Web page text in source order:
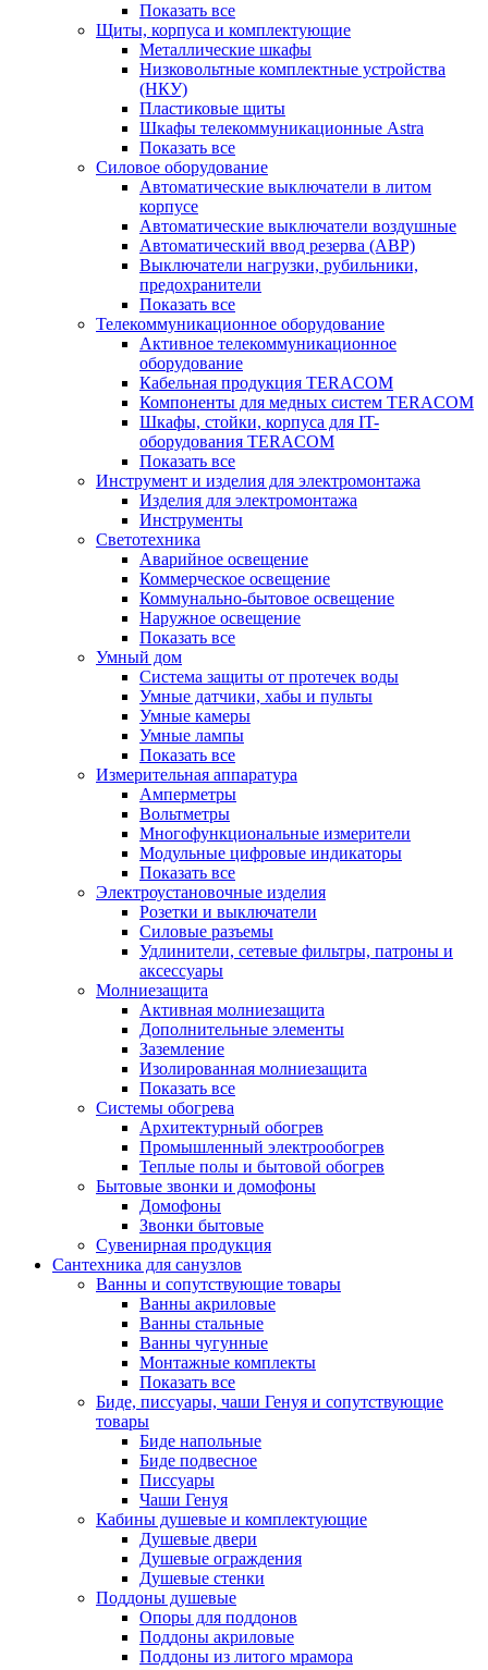
Показать все
Щиты, корпуса и комплектующие
Металлические шкафы
Низковольтные комплектные устройства
(НКУ)
Пластиковые щиты
Шкафы телекоммуникационные Astra
Показать все
Силовое оборудование
Автоматические выключатели в литом
корпусе
Автоматические выключатели воздушные
Автоматический ввод резерва (АВР)
Выключатели нагрузки, рубильники,
предохранители
Показать все
Телекоммуникационное оборудование
Активное телекоммуникационное
оборудование
Кабельная продукция TERACOM
Компоненты для медных систем TERACOM
Шкафы, стойки, корпуса для IT-
оборудования TERACOM
Показать все
Инструмент и изделия для электромонтажа
Изделия для электромонтажа
Инструменты
Светотехника
Аварийное освещение
Коммерческое освещение
Коммунально-бытовое освещение
Наружное освещение
Показать все
Умный дом
Система защиты от протечек воды
Умные датчики, хабы и пульты
Умные камеры
Умные лампы
Показать все
Измерительная аппаратура
Амперметры
Вольтметры
Многофункциональные измерители
Модульные цифровые индикаторы
Показать все
Электроустановочные изделия
Розетки и выключатели
Силовые разъемы
Удлинители, сетевые фильтры, патроны и
аксессуары
Молниезащита
Активная молниезащита
Дополнительные элементы
Заземление
Изолированная молниезащита
Показать все
Системы обогрева
Архитектурный обогрев
Промышленный электрообогрев
Теплые полы и бытовой обогрев
Бытовые звонки и домофоны
Домофоны
Звонки бытовые
Сувенирная продукция
Сантехника для санузлов
Ванны и сопутствующие товары
Ванны акриловые
Ванны стальные
Ванны чугунные
Монтажные комплекты
Показать все
Биде, писсуары, чаши Генуя и сопутствующие
товары
Биде напольные
Биде подвесное
Писсуары
Чаши Генуя
Кабины душевые и комплектующие
Душевые двери
Душевые ограждения
Душевые стенки
Поддоны душевые
Опоры для поддонов
Поддоны акриловые
Поддоны из литого мрамора